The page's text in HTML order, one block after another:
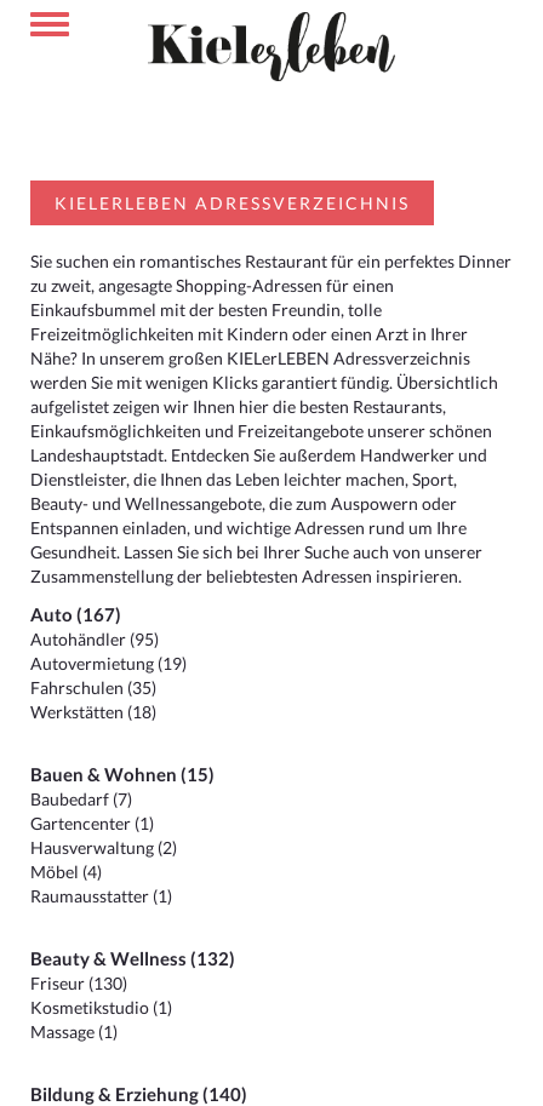
KIELERLEBEN ADRESSVERZEICHNIS
Sie suchen ein romantisches Restaurant für ein perfektes Dinner
zu zweit, angesagte Shopping-Adressen für einen
Einkaufsbummel mit der besten Freundin, tolle
Freizeitmöglichkeiten mit Kindern oder einen Arzt in Ihrer
Nähe? In unserem großen KIELerLEBEN Adressverzeichnis
werden Sie mit wenigen Klicks garantiert fündig. Übersichtlich
aufgelistet zeigen wir Ihnen hier die besten Restaurants,
Einkaufsmöglichkeiten und Freizeitangebote unserer schönen
Landeshauptstadt. Entdecken Sie außerdem Handwerker und
Dienstleister, die Ihnen das Leben leichter machen, Sport,
Beauty- und Wellnessangebote, die zum Auspowern oder
Entspannen einladen, und wichtige Adressen rund um Ihre
Gesundheit. Lassen Sie sich bei Ihrer Suche auch von unserer
Zusammenstellung der beliebtesten Adressen inspirieren.
Auto (167)
Autohändler (95)
Autovermietung (19)
Fahrschulen (35)
Werkstätten (18)
Bauen & Wohnen (15)
Baubedarf (7)
Gartencenter (1)
Hausverwaltung (2)
Möbel (4)
Raumausstatter (1)
Beauty & Wellness (132)
Friseur (130)
Kosmetikstudio (1)
Massage (1)
Bildung & Erziehung (140)